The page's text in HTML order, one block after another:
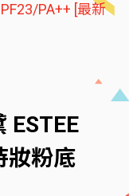
PA++ [最新
ESTEE
妝粉底